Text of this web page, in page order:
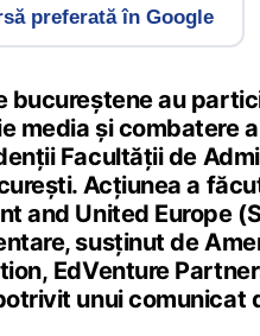
preferată în Google
bucureștene au
media și combatere a
Facultății de
Acțiunea a
and United Europe
susținut de
EdVenture
unui comunicat